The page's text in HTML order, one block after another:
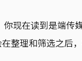
你现在读到是端
整理和筛选之后